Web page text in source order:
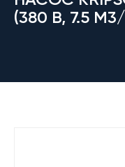
(380 В, 7.5